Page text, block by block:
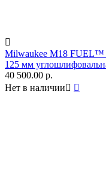

Milwaukee M18
125 мм
40 500.00 р.
Нет в наличии 